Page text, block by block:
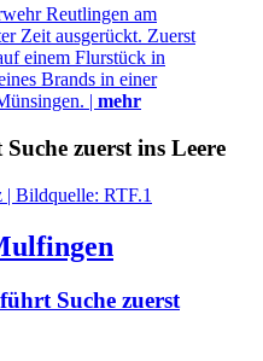
Reutlingen am
Zeit ausgerückt. Zuerst
einem Flurstück in
Brands in einer
| mehr
zuerst ins Leere
Suche zuerst